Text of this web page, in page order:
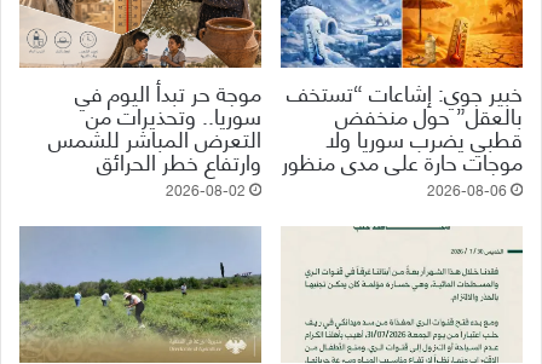
خبير جوي: إشاعات “تستخف
بالعقل” حول منخفض
قطبي يضرب سوريا ولا
موجات حارة على مدى منظور
2026-08-06
موجة حر تبدأ اليوم في
سوريا.. وتحذيرات من
التعرض المباشر للشمس
وارتفاع خطر الحرائق
2026-08-02